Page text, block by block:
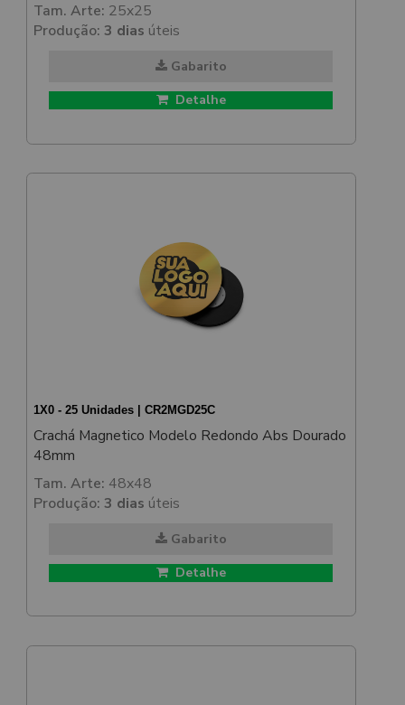
Tam. Arte: 25x25
Produção: 3 dias úteis
Gabarito
Detalhe
1X0 - 25 Unidades | CR2MGD25C
Crachá Magnetico Modelo Redondo Abs Dourado
48mm
Tam. Arte: 48x48
Produção: 3 dias úteis
Gabarito
Detalhe